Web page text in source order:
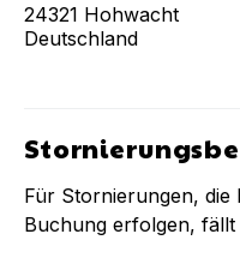
24321 Hohwacht
Deutschland
Für Stornierungen, die
Buchung erfolgen, fällt